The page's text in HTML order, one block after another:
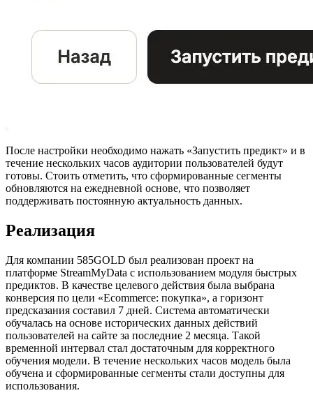
После настройки необходимо нажать «Запустить предикт» и в
течение нескольких часов аудитории пользователей будут
готовы. Стоить отметить, что сформированные сегменты
обновляются на ежедневной основе, что позволяет
поддерживать постоянную актуальность данных.
Реализация
Для компании 585GOLD был реализован проект на
платформе StreamMyData с использованием модуля быстрых
предиктов. В качестве целевого действия была выбрана
конверсия по цели «Ecommerce: покупка», а горизонт
предсказания составил 7 дней. Система автоматически
обучалась на основе исторических данных действий
пользователей на сайте за последние 2 месяца. Такой
временной интервал стал достаточным для корректного
обучения модели. В течение нескольких часов модель была
обучена и сформированные сегменты стали доступны для
использования.